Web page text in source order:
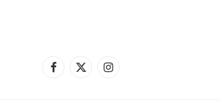
Facebook
X
Instagram